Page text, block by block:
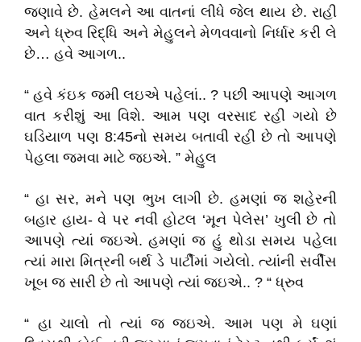
જણાવે છે. હેમલને આ વાતનાં લીધે જેલ થાય છે. રાહી
અને ધ્રુવ રિદ્ધિ અને મેહુલને મેળવવાનો નિર્ધાર કરી લે
છે… હવે આગળ..
“ હવે કંઇક જમી લઇએ પહેલાં.. ? પછી આપણે આગળ
વાત કરીશું આ વિશે. આમ પણ વરસાદ રહી ગયો છે
ઘડિયાળ પણ 8:45નો સમય બતાવી રહી છે તો આપણે
પેહલા જમવા માટે જઇએ. ” મેહુલ
“ હા સર, મને પણ ભુખ લાગી છે. હમણાં જ શહેરની
બહાર હાય- વે પર નવી હોટલ ‘મૂન પેલેસ’ ખુલી છે તો
આપણે ત્યાં જઇએ. હમણાં જ હું થોડા સમય પહેલા
ત્યાં મારા મિત્રની બર્થ ડે પાર્ટીમાં ગયેલો. ત્યાંની સર્વીસ
ખૂબ જ સારી છે તો આપણે ત્યાં જઇએ.. ? “ ધ્રુવ
“ હા ચાલો તો ત્યાં જ જઇએ. આમ પણ મે ઘણાં